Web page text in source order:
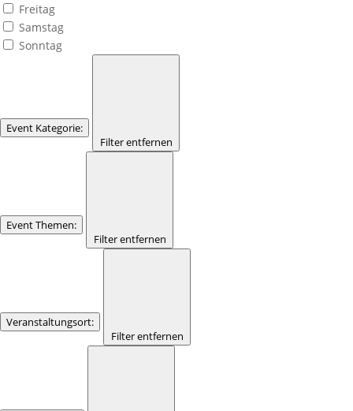
Freitag
Samstag
Sonntag
Event Kategorie:
Filter entfernen
Event Themen:
Filter entfernen
Veranstaltungsort:
Filter entfernen